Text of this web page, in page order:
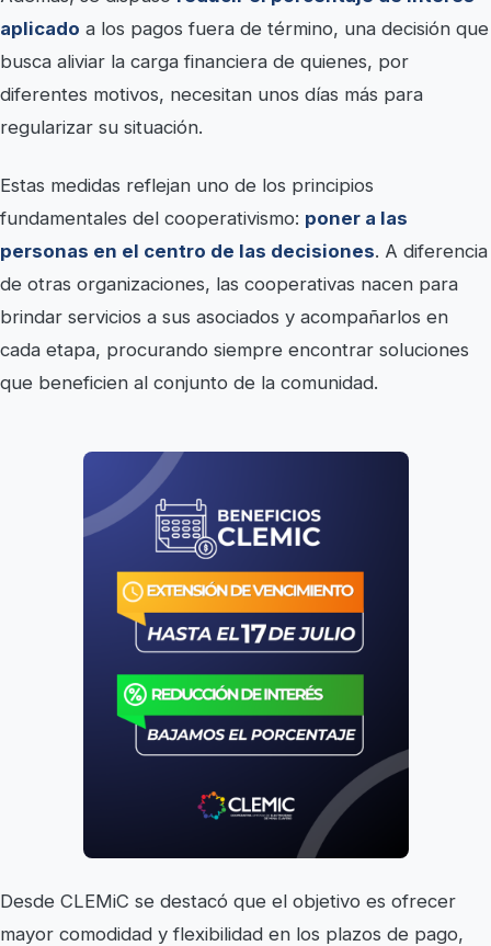
aplicado a los pagos fuera de término, una decisión que
busca aliviar la carga financiera de quienes, por
diferentes motivos, necesitan unos días más para
regularizar su situación.
Estas medidas reflejan uno de los principios
fundamentales del cooperativismo: poner a las
personas en el centro de las decisiones. A diferencia
de otras organizaciones, las cooperativas nacen para
brindar servicios a sus asociados y acompañarlos en
cada etapa, procurando siempre encontrar soluciones
que beneficien al conjunto de la comunidad.
Desde CLEMiC se destacó que el objetivo es ofrecer
mayor comodidad y flexibilidad en los plazos de pago,